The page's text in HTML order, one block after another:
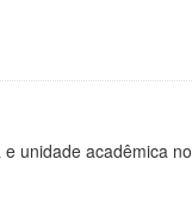
unidade acadêmica no